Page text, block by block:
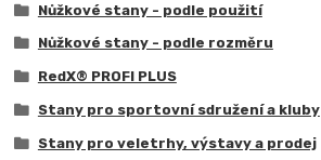
Nůžkové stany - podle použití
Nůžkové stany - podle rozměru
RedX® PROFI PLUS
Stany pro sportovní sdružení a kluby
Stany pro veletrhy, výstavy a prodej